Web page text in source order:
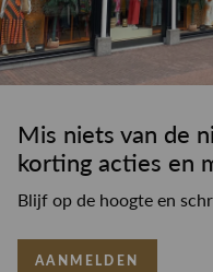
Mis niets van de
korting acties en
Blijf op de hoogte en
AANMELDEN